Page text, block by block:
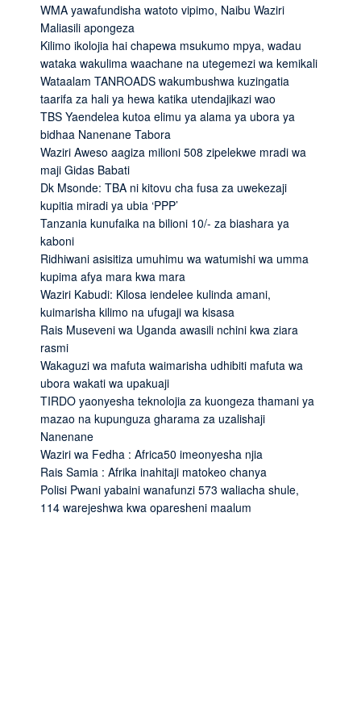
WMA yawafundisha watoto vipimo, Naibu Waziri
Maliasili apongeza
Kilimo ikolojia hai chapewa msukumo mpya, wadau
wataka wakulima waachane na utegemezi wa kemikali
Wataalam TANROADS wakumbushwa kuzingatia
taarifa za hali ya hewa katika utendajikazi wao
TBS Yaendelea kutoa elimu ya alama ya ubora ya
bidhaa Nanenane Tabora
Waziri Aweso aagiza milioni 508 zipelekwe mradi wa
maji Gidas Babati
Dk Msonde: TBA ni kitovu cha fusa za uwekezaji
kupitia miradi ya ubia ‘PPP’
Tanzania kunufaika na bilioni 10/- za biashara ya
kaboni
Ridhiwani asisitiza umuhimu wa watumishi wa umma
kupima afya mara kwa mara
Waziri Kabudi: Kilosa iendelee kulinda amani,
kuimarisha kilimo na ufugaji wa kisasa
Rais Museveni wa Uganda awasili nchini kwa ziara
rasmi
Wakaguzi wa mafuta waimarisha udhibiti mafuta wa
ubora wakati wa upakuaji
TIRDO yaonyesha teknolojia za kuongeza thamani ya
mazao na kupunguza gharama za uzalishaji
Nanenane
Waziri wa Fedha : Africa50 imeonyesha njia
Rais Samia : Afrika inahitaji matokeo chanya
Polisi Pwani yabaini wanafunzi 573 waliacha shule,
114 warejeshwa kwa oparesheni maalum